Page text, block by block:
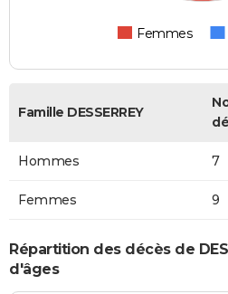
Femmes
Famille DESSERREY
Hommes 7
Femmes 9
Répartition des décès de
d'âges